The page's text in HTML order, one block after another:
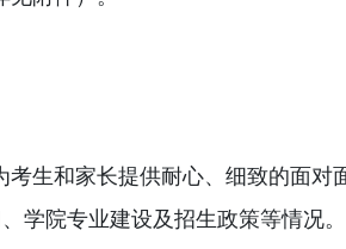
生和家长提供耐心、细致的面对
学院专业建设及招生政策等情况。